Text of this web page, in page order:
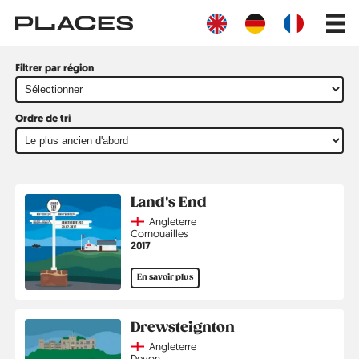
contenu
Main
Filtrer par région
Ordre de tri
Toutes
les
illustrations
Land's End
CountryAngleterre
Région
Cornouailles
Année
2017
En savoir plus
Drewsteignton
CountryAngleterre